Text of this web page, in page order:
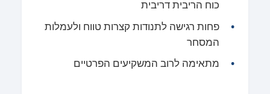
כוח הריבית דריבית
פחות רגישה לתנודות קצרות טווח ולעמלות
המסחר
מתאימה לרוב המשקיעים הפרטיים